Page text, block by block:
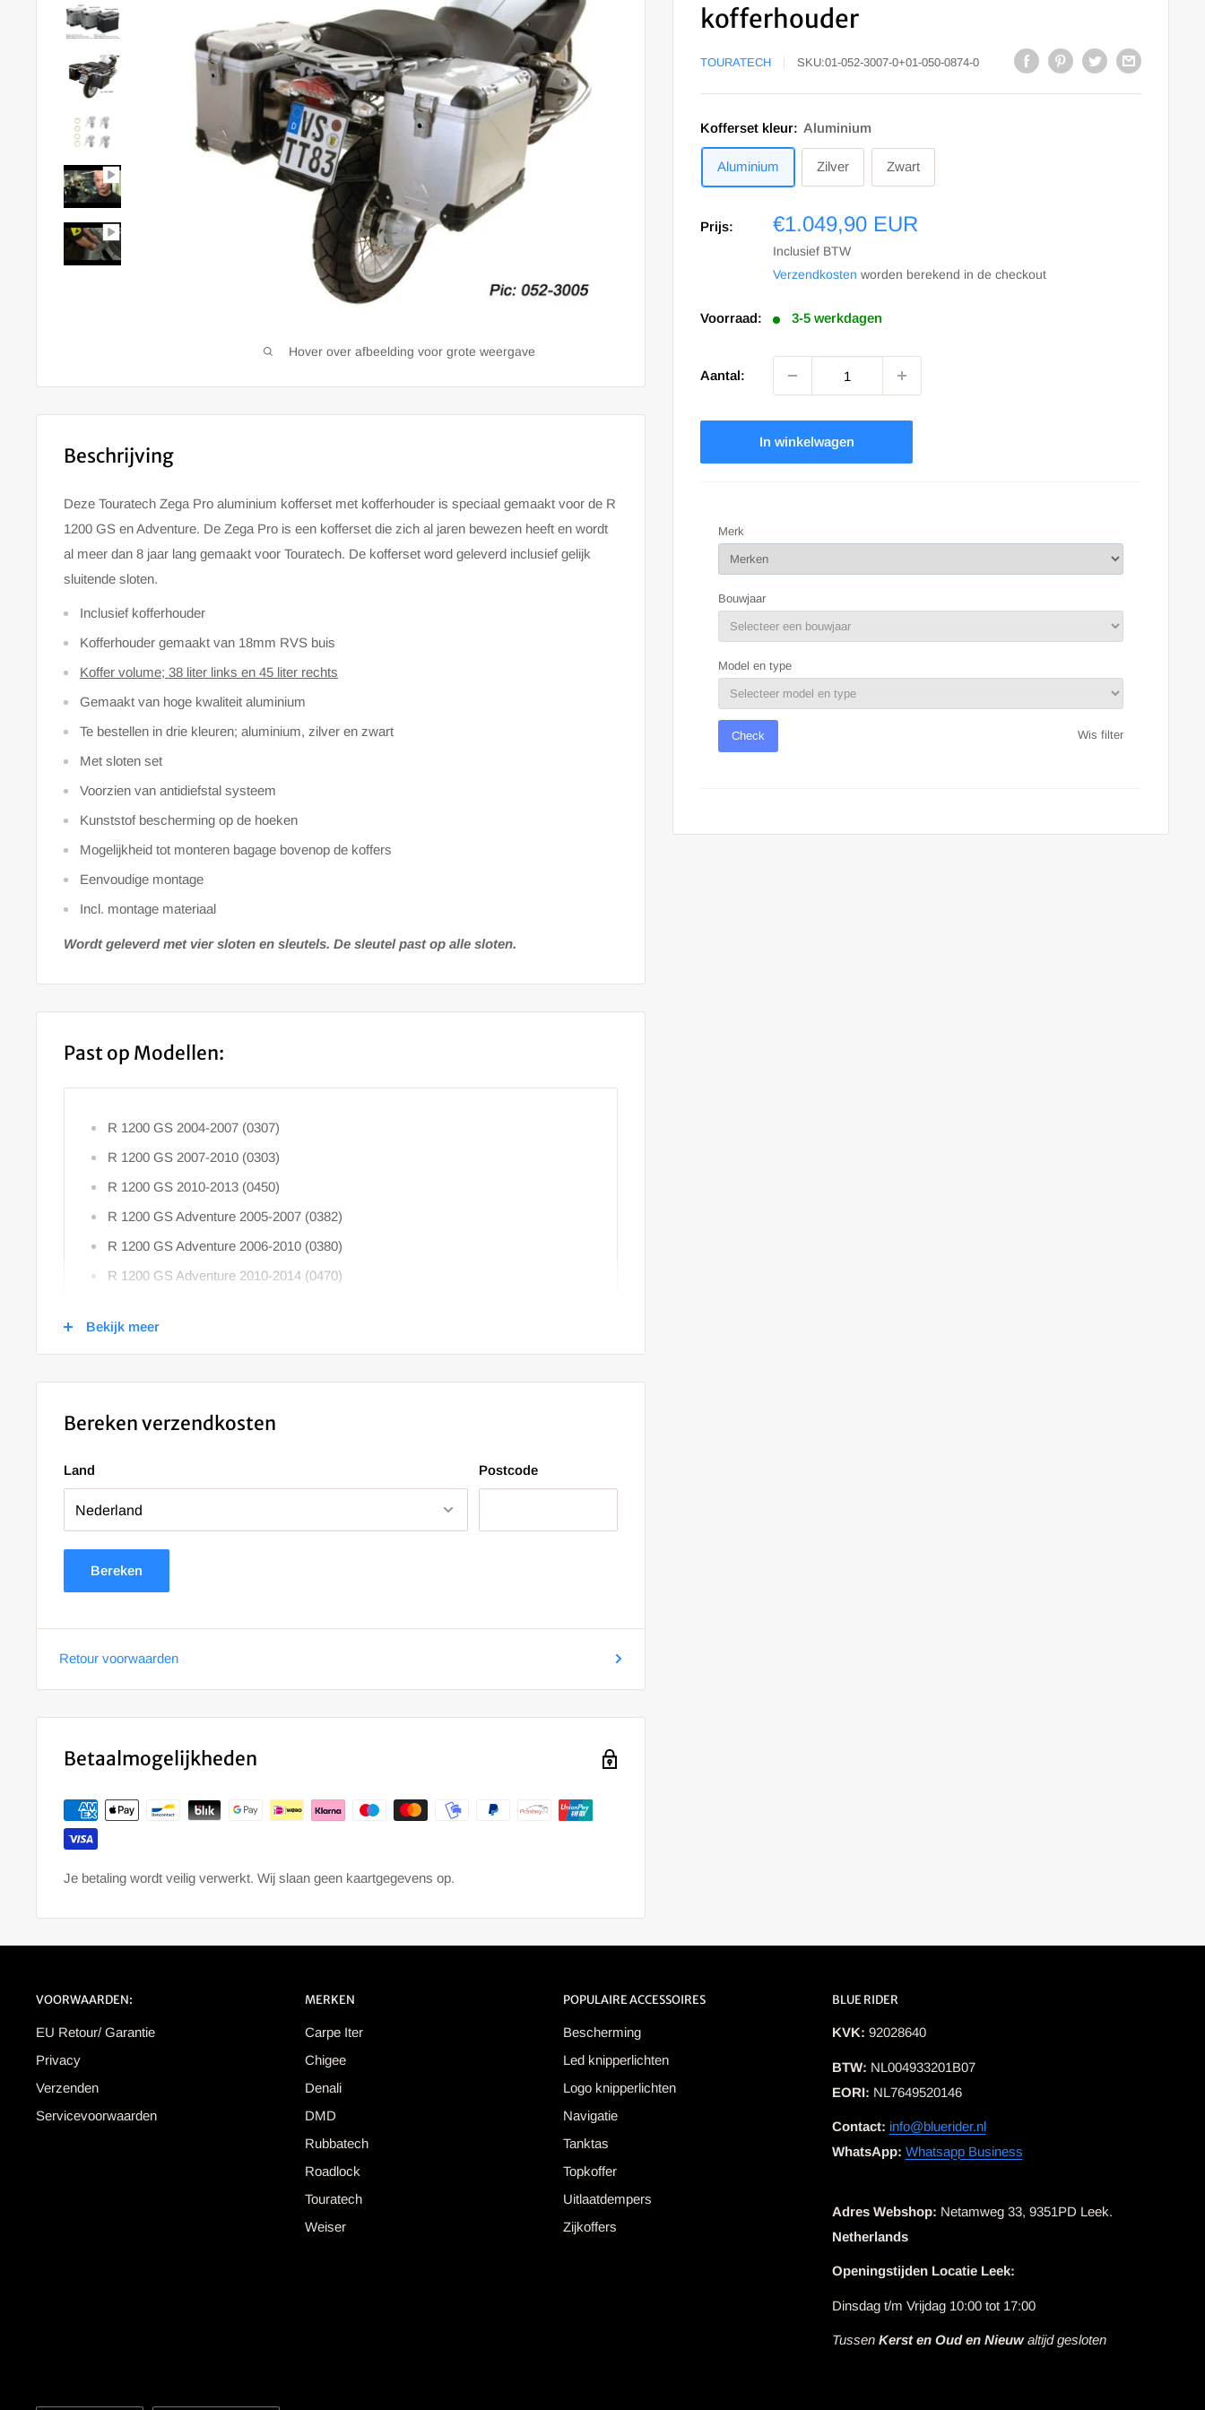
Hover over afbeelding voor grote weergave
kofferhouder
TOURATECH SKU:01-052-3007-0+01-050-0874-0
Kofferset kleur: Aluminium
Aluminium Zilver Zwart
Prijs:
Sale
prijs
€1.049,90 EUR
Inclusief BTW
Verzendkosten worden berekend in de checkout
Voorraad: 3-5 werkdagen
Aantal:
In winkelwagen
Merk
Bouwjaar
Model en type
Check Wis filter
Beschrijving
Deze Touratech Zega Pro aluminium kofferset met kofferhouder is speciaal gemaakt voor de R
1200 GS en Adventure. De Zega Pro is een kofferset die zich al jaren bewezen heeft en wordt
al meer dan 8 jaar lang gemaakt voor Touratech. De kofferset word geleverd inclusief gelijk
sluitende sloten.
Inclusief kofferhouder
Kofferhouder gemaakt van 18mm RVS buis
Koffer volume; 38 liter links en 45 liter rechts
Gemaakt van hoge kwaliteit aluminium
Te bestellen in drie kleuren; aluminium, zilver en zwart
Met sloten set
Voorzien van antidiefstal systeem
Kunststof bescherming op de hoeken
Mogelijkheid tot monteren bagage bovenop de koffers
Eenvoudige montage
Incl. montage materiaal
Wordt geleverd met vier sloten en sleutels. De sleutel past op alle sloten.
Past op Modellen:
R 1200 GS 2004-2007 (0307)
R 1200 GS 2007-2010 (0303)
R 1200 GS 2010-2013 (0450)
R 1200 GS Adventure 2005-2007 (0382)
R 1200 GS Adventure 2006-2010 (0380)
R 1200 GS Adventure 2010-2014 (0470)
Bekijk meer
Bereken verzendkosten
Land Postcode
Bereken
Retour voorwaarden
Betaalmogelijkheden
Je betaling wordt veilig verwerkt. Wij slaan geen kaartgegevens op.
VOORWAARDEN:
EU Retour/ Garantie
Privacy
Verzenden
Servicevoorwaarden
MERKEN
Carpe Iter
Chigee
Denali
DMD
Rubbatech
Roadlock
Touratech
Weiser
POPULAIRE ACCESSOIRES
Bescherming
Led knipperlichten
Logo knipperlichten
Navigatie
Tanktas
Topkoffer
Uitlaatdempers
Zijkoffers
BLUE RIDER
KVK: 92028640
BTW: NL004933201B07
EORI: NL7649520146
Contact: info@bluerider.nl
WhatsApp: Whatsapp Business
Adres Webshop: Netamweg 33, 9351PD Leek.
Netherlands
Openingstijden Locatie Leek:
Dinsdag t/m Vrijdag 10:00 tot 17:00
Tussen Kerst en Oud en Nieuwaltijd gesloten